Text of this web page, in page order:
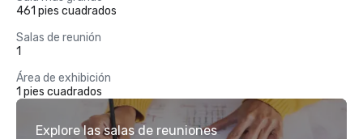
461 pies cuadrados
Salas de reunión
1
Área de exhibición
1 pies cuadrados
Explore las salas de reuniones